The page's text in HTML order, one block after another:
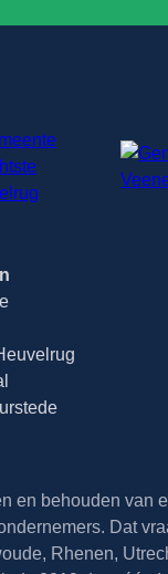
en behouden van
Dat
Rhenen,